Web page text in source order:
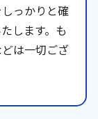
っかりと確
します。も
は一切ござ